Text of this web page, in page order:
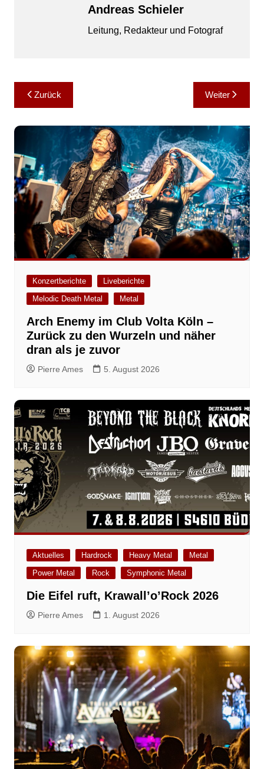
Andreas Schieler
Leitung, Redakteur und Fotograf
Beitragsnavigation
Zurück Weiter
Konzertberichte
Liveberichte
Melodic Death Metal
Metal
Arch Enemy im Club Volta Köln –
Zurück zu den Wurzeln und näher
dran als je zuvor
Pierre Ames 5. August 2026
Aktuelles Hardrock Heavy Metal
Metal
Power Metal
Rock Symphonic Metal
Die Eifel ruft, Krawall’o’Rock 2026
Pierre Ames 1. August 2026